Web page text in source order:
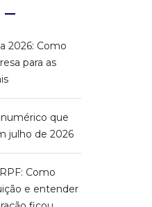
2026: Como
para as
que
julho de 2026
Como
e entender